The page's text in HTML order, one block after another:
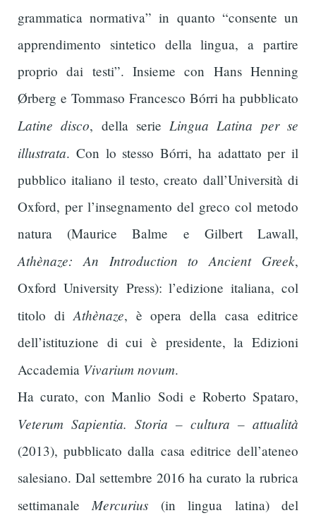
grammatica normativa” in quanto “consente un
apprendimento sintetico della lingua, a partire
proprio dai testi”. Insieme con Hans Henning
Ørberg e Tommaso Francesco Bórri ha pubblicato
Latine disco, della serie Lingua Latina per se
illustrata. Con lo stesso Bórri, ha adattato per il
pubblico italiano il testo, creato dall’Università di
Oxford, per l’insegnamento del greco col metodo
natura (Maurice Balme e Gilbert Lawall,
Athènaze: An Introduction to Ancient Greek,
Oxford University Press): l’edizione italiana, col
titolo di Athènaze, è opera della casa editrice
dell’istituzione di cui è presidente, la Edizioni
Accademia Vivarium novum.
Ha curato, con Manlio Sodi e Roberto Spataro,
Veterum Sapientia. Storia – cultura – attualità
(2013), pubblicato dalla casa editrice dell’ateneo
salesiano. Dal settembre 2016 ha curato la rubrica
settimanale Mercurius (in lingua latina) del